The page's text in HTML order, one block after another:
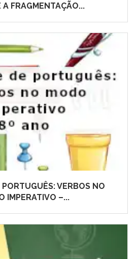
A FRAGMENTAÇÃO...
VERBOS NO
IMPERATIVO –...